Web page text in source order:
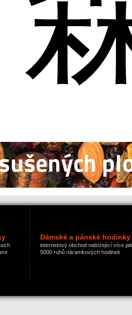
Dámské a pánské hodinky
internetový obchod nabízející více jak
5000 ruhů náramkových hodinek